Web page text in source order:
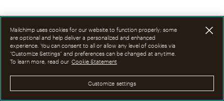
Herramientas de análisis
de marketing e informes
Lasherramientas de análisis e informes de marketing
te ayudan a hacer un seguimiento y medir el
Mailchimp uses cookies for our website to function properly; some
are optional and help deliver a personalized and enhanced
experience. You can consent to all or allow any level of cookies via
“Customize Settings” and preferences can be changed at anytime.
To learn more, read our Cookie Statement
Customize settings